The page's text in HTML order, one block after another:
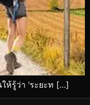
ห้รู้ว่า ‘ระยะท […]